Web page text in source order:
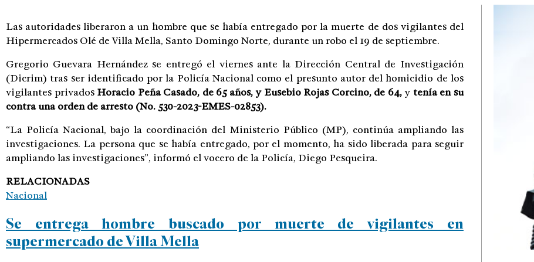
Las autoridades liberaron a un hombre que se había entregado por la muerte de dos vigilantes del
Hipermercados Olé de Villa Mella, Santo Domingo Norte, durante un robo el 19 de septiembre.
Gregorio Guevara Hernández se entregó el viernes ante la Dirección Central de Investigación
(Dicrim) tras ser identificado por la Policía Nacional como el presunto autor del homicidio de los
vigilantes privados Horacio Peña Casado, de 65 años, y Eusebio Rojas Corcino, de 64,y tenía en su
contra una orden de arresto (No. 530-2023-EMES-02853).
“La Policía Nacional, bajo la coordinación del Ministerio Público (MP), continúa ampliando las
investigaciones. La persona que se había entregado, por el momento, ha sido liberada para seguir
ampliando las investigaciones”, informó el vocero de la Policía, Diego Pesqueira.
RELACIONADAS
Nacional
Se entrega hombre buscado por muerte de vigilantes en
supermercado de Villa Mella